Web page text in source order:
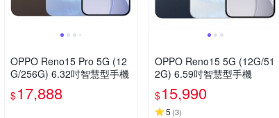
OPPO Reno15 Pro 5G (12
G/256G) 6.32吋智慧型手機
$17,888
OPPO Reno15 5G (12G/51
2G) 6.59吋智慧型手機
$15,990
5 (3)